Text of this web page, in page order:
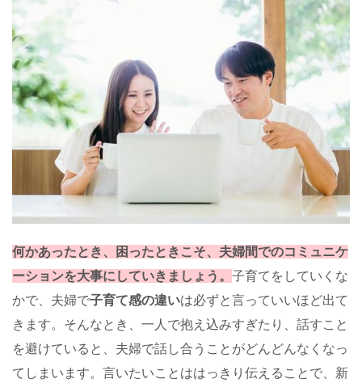
何かあったとき、困ったときこそ、夫婦間でのコミュニケ
ーションを大事にしていきましょう。 子育てをしていくな
かで、夫婦で子育て感の違いは必ずと言っていいほど出て
きます。そんなとき、一人で抱え込みすぎたり、話すこと
を避けていると、夫婦で話し合うことがどんどんなくなっ
てしまいます。言いたいことははっきり伝えることで、新